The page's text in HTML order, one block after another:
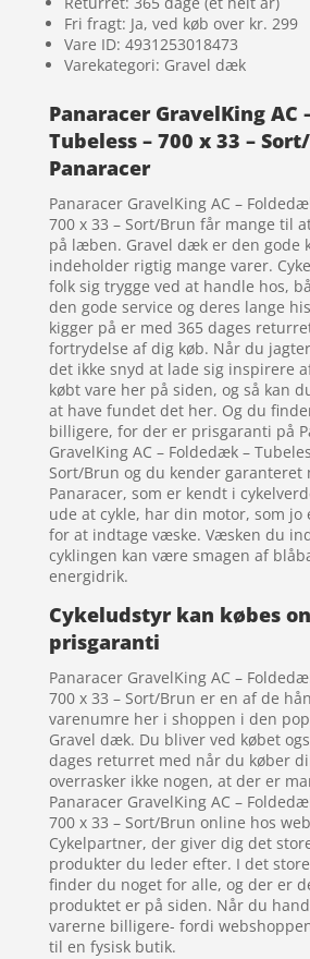
Fri fragt: Ja, ved køb over kr. 299
Vare ID: 4931253018473
Varekategori: Gravel dæk
Panaracer GravelKing AC
Tubeless – 700 x 33 –
Panaracer
Panaracer GravelKing AC –
700 x 33 – Sort/Brun får mange til
på læben. Gravel dæk er den gode
indeholder rigtig mange varer.
folk sig trygge ved at handle hos,
den gode service og deres lange
kigger på er med 365 dages
fortrydelse af dig køb. Når du
det ikke snyd at lade sig inspirere
købt vare her på siden, og så kan
at have fundet det her. Og du
billigere, for der er prisgaranti på
GravelKing AC – Foldedæk –
Sort/Brun og du kender
Panaracer, som er kendt i
ude at cykle, har din motor, som
for at indtage væske. Væsken du
cyklingen kan være smagen af
energidrik.
Cykeludstyr kan købes
prisgaranti
Panaracer GravelKing AC –
700 x 33 – Sort/Brun er en af de
varenumre her i shoppen i den
Gravel dæk. Du bliver ved købet
dages returret med når du køber
overrasker ikke nogen, at der er
Panaracer GravelKing AC –
700 x 33 – Sort/Brun online hos
Cykelpartner, der giver dig det
produkter du leder efter. I det
finder du noget for alle, og der er
produktet er på siden. Når du
varerne billigere- fordi
til en fysisk butik.